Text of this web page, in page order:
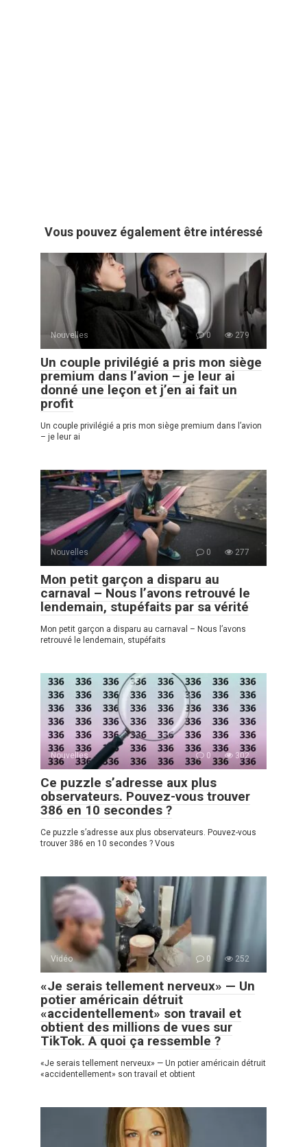
Vous pouvez également être intéressé
Nouvelles 0 279
Un couple privilégié a pris mon siège
premium dans l’avion – je leur ai
donné une leçon et j’en ai fait un
profit
Un couple privilégié a pris mon siège premium dans l’avion
– je leur ai
Nouvelles 0 277
Mon petit garçon a disparu au
carnaval – Nous l’avons retrouvé le
lendemain, stupéfaits par sa vérité
Mon petit garçon a disparu au carnaval – Nous l’avons
retrouvé le lendemain, stupéfaits
Nouvelles 0 302
Ce puzzle s’adresse aux plus
observateurs. Pouvez-vous trouver
386 en 10 secondes ?
Ce puzzle s’adresse aux plus observateurs. Pouvez-vous
trouver 386 en 10 secondes ? Vous
Vidéo 0 252
«Je serais tellement nerveux» — Un
potier américain détruit
«accidentellement» son travail et
obtient des millions de vues sur
TikTok. A quoi ça ressemble ?
«Je serais tellement nerveux» — Un potier américain détruit
«accidentellement» son travail et obtient